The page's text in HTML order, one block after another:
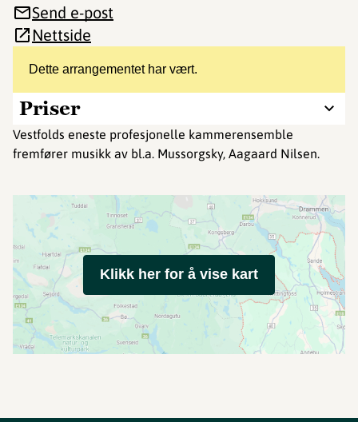
Dette arrangementet har vært.
Priser
Vestfolds eneste profesjonelle kammerensemble
fremfører musikk av bl.a. Mussorgsky, Aagaard Nilsen.
Send e-post
Nettside
Klikk her for å vise kart